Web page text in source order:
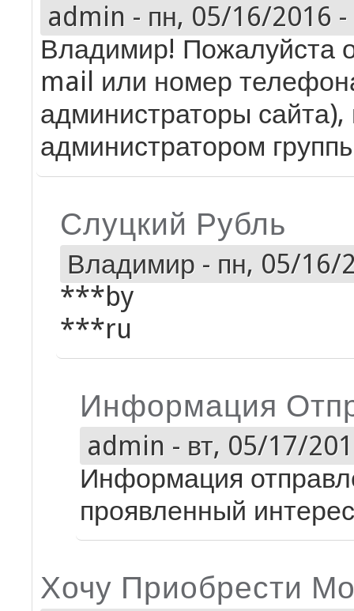
admin - пн, 05/16/2016 -
Владимир! Пожалуйста
mail или номер
администраторы сайта),
администратором
Слуцкий Рубль
Владимир - пн, 05/16/
***by
***ru
Информация
admin - вт, 05/17/
Информация
проявленный
Хочу Приобрести